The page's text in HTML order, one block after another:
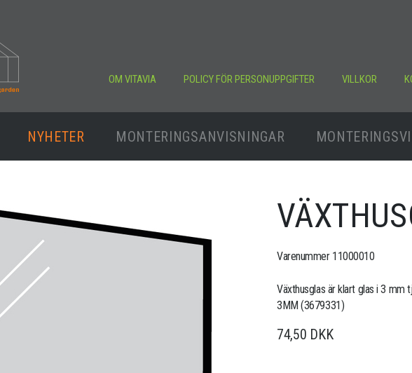
OM VITAVIA POLICY FÖR PERSONUPPGIFTER VILLKOR
NYHETER MONTERINGSANVISNINGAR
Varenummer 11000010
Växthusglas är klart glas i 3 mm
3MM (3679331)
74,50 DKK